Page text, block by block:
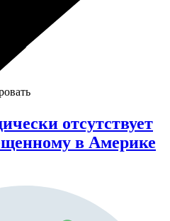
отсутствует
в Америке